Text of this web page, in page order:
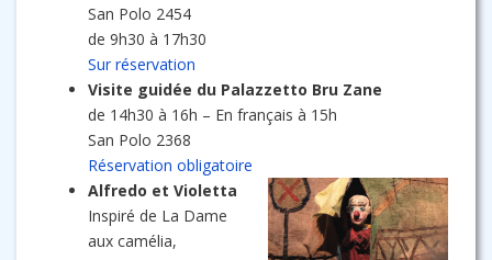
San Polo 2454
de 9h30 à 17h30
Sur réservation
Visite guidée du Palazzetto Bru Zane
de 14h30 à 16h – En français à 15h
San Polo 2368
Réservation obligatoire
Alfredo et Violetta
Inspiré de La Dame
aux camélia,